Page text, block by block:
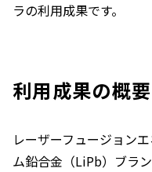
ラの利用成果です。
利用成果の概要
レーザーフュージョン
ム鉛合金（LiPb）ブラ